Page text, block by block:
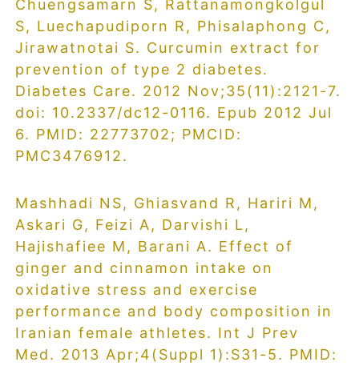
Chuengsamarn S, Rattanamongkolgul
S, Luechapudiporn R, Phisalaphong C,
Jirawatnotai S. Curcumin extract for
prevention of type 2 diabetes.
Diabetes Care. 2012 Nov;35(11):2121-7.
doi: 10.2337/dc12-0116. Epub 2012 Jul
6. PMID: 22773702; PMCID:
PMC3476912.
Mashhadi NS, Ghiasvand R, Hariri M,
Askari G, Feizi A, Darvishi L,
Hajishafiee M, Barani A. Effect of
ginger and cinnamon intake on
oxidative stress and exercise
performance and body composition in
Iranian female athletes. Int J Prev
Med. 2013 Apr;4(Suppl 1):S31-5. PMID: